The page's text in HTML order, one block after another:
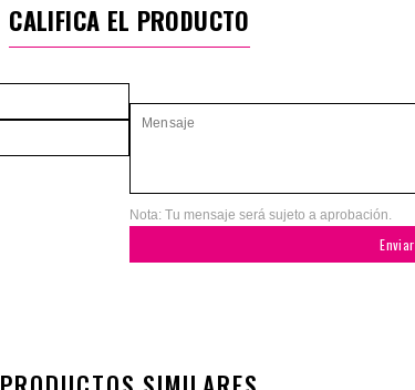
CALIFICA EL PRODUCTO
Nota: Tu mensaje será sujeto a aprobación.
Enviar